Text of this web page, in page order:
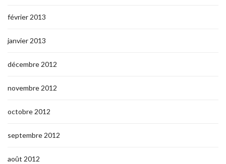
février 2013
janvier 2013
décembre 2012
novembre 2012
octobre 2012
septembre 2012
août 2012